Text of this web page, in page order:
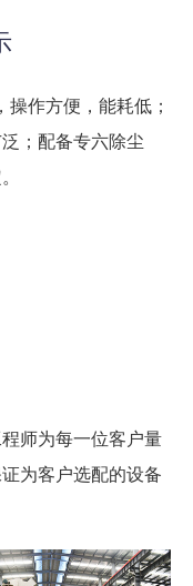
作方便，能耗低；
；配备专六除尘
师为每一位客户量
为客户选配的设备